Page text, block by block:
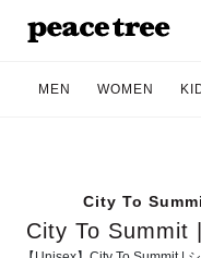
MEN WOMEN
City To
City To Summit